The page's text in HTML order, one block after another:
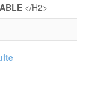
</H2>